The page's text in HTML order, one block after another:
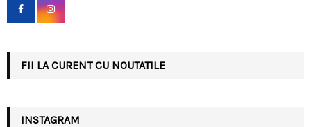
r
FII LA CURENT CU NOUTATILE
INSTAGRAM